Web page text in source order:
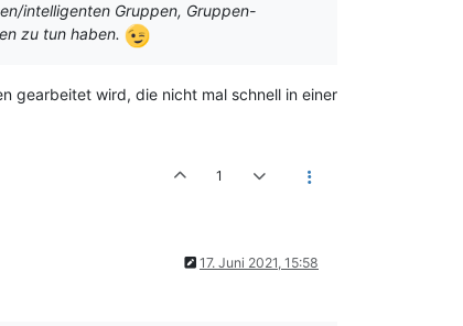
intelligenten Gruppen, Gruppen-
zu tun haben.
gearbeitet wird, die nicht mal schnell in einer
1
17. Juni 2021, 15:58